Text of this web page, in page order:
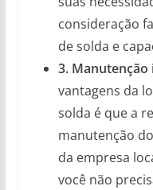
consideração
de solda e
3. Manutenção
vantagens da
solda é que a
manutenção
da empresa
você não